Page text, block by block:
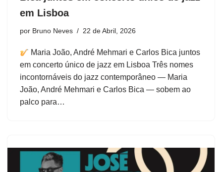
em Lisboa
por Bruno Neves 22 de Abril, 2026
Maria João, André Mehmari e Carlos Bica juntos
em concerto único de jazz em Lisboa Três nomes
incontornáveis do jazz contemporâneo — Maria
João, André Mehmari e Carlos Bica — sobem ao
palco para…